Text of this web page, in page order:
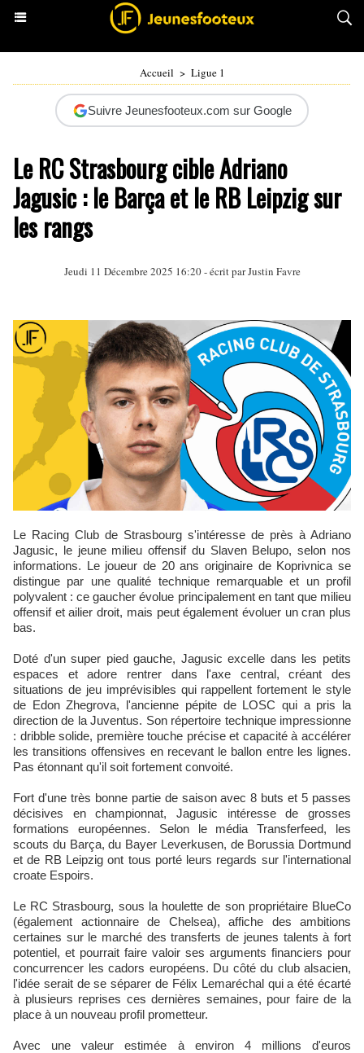
Accueil > Ligue 1
Suivre Jeunesfooteux.com sur Google
Le RC Strasbourg cible Adriano
Jagusic : le Barça et le RB Leipzig sur
les rangs
Jeudi 11 Décembre 2025 16:20 - écrit parJustin Favre
Le Racing Club de Strasbourg s'intéresse de près à Adriano
Jagusic, le jeune milieu offensif du Slaven Belupo, selon nos
informations. Le joueur de 20 ans originaire de Koprivnica se
distingue par une qualité technique remarquable et un profil
polyvalent : ce gaucher évolue principalement en tant que milieu
offensif et ailier droit, mais peut également évoluer un cran plus
bas.
Doté d'un super pied gauche, Jagusic excelle dans les petits
espaces et adore rentrer dans l'axe central, créant des
situations de jeu imprévisibles qui rappellent fortement le style
de Edon Zhegrova, l'ancienne pépite de LOSC qui a pris la
direction de la Juventus. Son répertoire technique impressionne
: dribble solide, première touche précise et capacité à accélérer
les transitions offensives en recevant le ballon entre les lignes.
Pas étonnant qu'il soit fortement convoité.
Fort d'une très bonne partie de saison avec 8 buts et 5 passes
décisives en championnat, Jagusic intéresse de grosses
formations européennes. Selon le média Transferfeed, les
scouts du Barça, du Bayer Leverkusen, de Borussia Dortmund
et de RB Leipzig ont tous porté leurs regards sur l'international
croate Espoirs.
Le RC Strasbourg, sous la houlette de son propriétaire BlueCo
(également actionnaire de Chelsea), affiche des ambitions
certaines sur le marché des transferts de jeunes talents à fort
potentiel, et pourrait faire valoir ses arguments financiers pour
concurrencer les cadors européens. Du côté du club alsacien,
l'idée serait de se séparer de Félix Lemaréchal qui a été écarté
à plusieurs reprises ces dernières semaines, pour faire de la
place à un nouveau profil prometteur.
Avec une valeur estimée à environ 4 millions d'euros